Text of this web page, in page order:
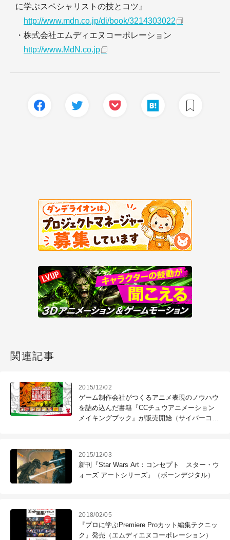
に学ぶスペシャリストの技とコツ』
http://www.mdn.co.jp/di/book/3214303022
・株式会社エムディエヌコーポレーション
http://www.MdN.co.jp
関連記事
2015/12/02
ゲーム制作会社がつくるアニメ表現のノウハウ
を詰め込んだ書籍『CCチュウアニメーション
メイキングブック』が販売開始（サイバーコネ
2015/12/03
新刊『Star Wars Art：コンセプト スター・ウ
ォーズ アートシリーズ』（ボーンデジタル）
2018/02/05
『プロに学ぶPremiere Proカット編集テクニッ
ク』発売（エムディエヌコーポレーション）